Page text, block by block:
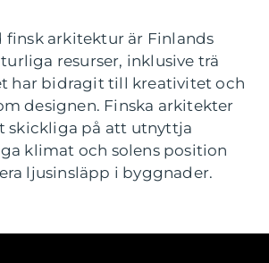
finsk arkitektur är Finlands
resurser, inklusive trä
har bidragit till kreativitet och
designen. Finska arkitekter
skickliga på att utnyttja
klimat och solens position
ljusinsläpp i byggnader.